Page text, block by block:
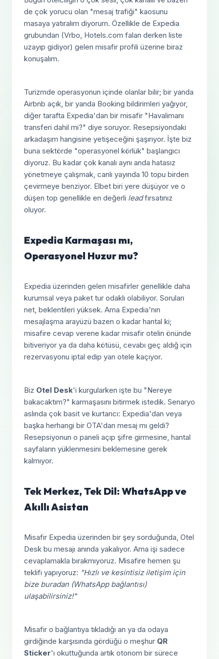
de çok yorucu olan "mesaj trafiği" kaosunu
masaya yatıralım diyorum. Özellikle de Expedia
grubundan (Vrbo, Hotels.com falan derken liste
uzayıp gidiyor) gelen misafir profili üzerine biraz
konuşalım.
Turizmde operasyonun içinde olanlar bilir; bir yanda
Airbnb açık, bir yanda Booking bildirimleri yağıyor,
diğer tarafta Expedia'dan bir misafir "Havalimanı
transferi dahil mi?" diye soruyor. Resepsiyondaki
arkadaşım hangisine yetişeceğini şaşırıyor. İşte biz
buna sektörde "operasyonel körlük" başlangıcı
diyoruz. Bu kadar çok kanalı aynı anda hatasız
yönetmeye çalışmak, canlı yayında 10 topu birden
çevirmeye benziyor. Elbet biri yere düşüyor ve o
düşen top genellikle en değerli leadfırsatınız
oluyor.
Expedia Karmaşası mı,
Operasyonel Huzur mu?
Expedia üzerinden gelen misafirler genellikle daha
kurumsal veya paket tur odaklı olabiliyor. Soruları
net, beklentileri yüksek. Ama Expedia'nın
mesajlaşma arayüzü bazen o kadar hantal ki;
misafire cevap verene kadar misafir otelin önünde
bitiveriyor ya da daha kötüsü, cevabı geç aldığ için
rezervasyonu iptal edip yan otele kaçıyor.
Biz Otel Desk'i kurgularken işte bu "Nereye
bakacaktım?" karmaşasını bitirmek istedik. Senaryo
aslında çok basit ve kurtarıcı: Expedia'dan veya
başka herhangi bir OTA'dan mesaj mı geldi?
Resepsiyonun o paneli açıp şifre girmesine, hantal
sayfaların yüklenmesini beklemesine gerek
kalmıyor.
Tek Merkez, Tek Dil: WhatsApp ve
Akıllı Asistan
Misafir Expedia üzerinden bir şey sorduğunda, Otel
Desk bu mesajı anında yakalıyor. Ama işi sadece
cevaplamakla bırakmıyoruz. Misafire hemen şu
teklifi yapıyoruz: "Hızlı ve kesintisiz iletişim için
bize buradan (WhatsApp bağlantısı)
ulaşabilirsiniz!"
Misafir o bağlantıya tıkladığı an ya da odaya
girdiğinde karşısında gördüğü o meşhur QR
Sticker'ı okuttuğunda artık otonom bir sürece